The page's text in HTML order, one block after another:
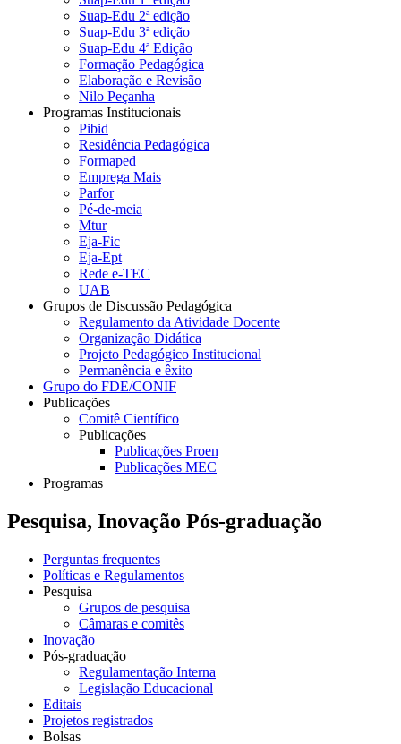
Suap-Edu 2ª edição
Suap-Edu 3ª edição
Suap-Edu 4ª Edição
Formação Pedagógica
Elaboração e Revisão
Nilo Peçanha
Programas Institucionais
Pibid
Residência Pedagógica
Formaped
Emprega Mais
Parfor
Pé-de-meia
Mtur
Eja-Fic
Eja-Ept
Rede e-TEC
UAB
Grupos de Discussão Pedagógica
Regulamento da Atividade Docente
Organização Didática
Projeto Pedagógico Institucional
Permanência e êxito
Grupo do FDE/CONIF
Publicações
Comitê Científico
Publicações
Publicações Proen
Publicações MEC
Programas
Pesquisa, Inovação Pós-graduação
Perguntas frequentes
Políticas e Regulamentos
Pesquisa
Grupos de pesquisa
Câmaras e comitês
Inovação
Pós-graduação
Regulamentação Interna
Legislação Educacional
Editais
Projetos registrados
Bolsas